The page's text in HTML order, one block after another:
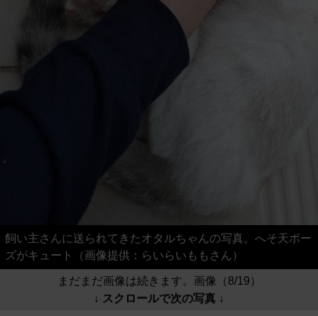
飼い主さんに送られてきたオタルちゃんの写真。へそ天ポー
ズがキュート（画像提供：らいらいももさん）
まだまだ画像は続きます。画像（8/19）
↓ スクロールで次の写真 ↓